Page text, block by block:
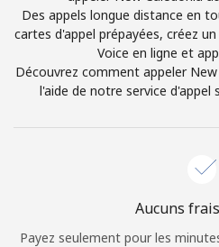
Identifiez-vous ou
Login
Des appels longue distance en
cartes d'appel prépayées, créez
Voice en ligne et
Découvrez comment appeler
l'aide de notre service d'appel
Aucuns
Payez seulement pour les